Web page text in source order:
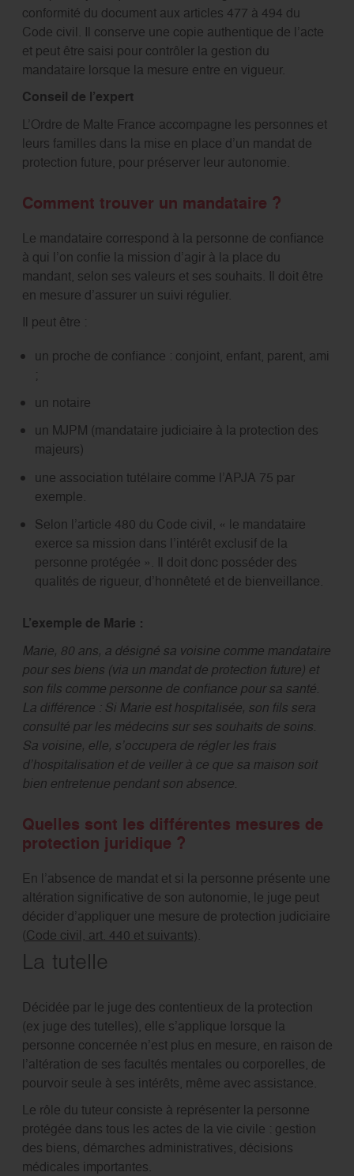
conformité du document aux articles 477 à 494 du
Code civil. Il conserve une copie authentique de l’acte
et peut être saisi pour contrôler la gestion du
mandataire lorsque la mesure entre en vigueur.
Conseil de l’expert
L’Ordre de Malte France accompagne les personnes et
leurs familles dans la mise en place d’un mandat de
protection future, pour préserver leur autonomie.
Comment trouver un mandataire ?
Le mandataire correspond à la personne de confiance
à qui l’on confie la mission d’agir à la place du
mandant, selon ses valeurs et ses souhaits. Il doit être
en mesure d’assurer un suivi régulier.
Il peut être :
un proche de confiance : conjoint, enfant, parent, ami
;
un notaire
un MJPM (mandataire judiciaire à la protection des
majeurs)
une association tutélaire comme l’APJA 75 par
exemple.
Selon l’article 480 du Code civil, « le mandataire
exerce sa mission dans l’intérêt exclusif de la
personne protégée ». Il doit donc posséder des
qualités de rigueur, d’honnêteté et de bienveillance.
L’exemple de Marie :
Marie, 80 ans, a désigné sa voisine comme mandataire
pour ses biens (via un mandat de protection future) et
son fils comme personne de confiance pour sa santé.
La différence : Si Marie est hospitalisée, son fils sera
consulté par les médecins sur ses souhaits de soins.
Sa voisine, elle, s’occupera de régler les frais
d’hospitalisation et de veiller à ce que sa maison soit
bien entretenue pendant son absence.
Quelles sont les différentes mesures de
protection juridique ?
En l’absence de mandat et si la personne présente une
altération significative de son autonomie, le juge peut
décider d’appliquer une mesure de protection judiciaire
(Code civil, art. 440 et suivants).
La tutelle
Décidée par le juge des contentieux de la protection
(ex juge des tutelles), elle s’applique lorsque la
personne concernée n’est plus en mesure, en raison de
l’altération de ses facultés mentales ou corporelles, de
pourvoir seule à ses intérêts, même avec assistance.
Le rôle du tuteur consiste à représenter la personne
protégée dans tous les actes de la vie civile : gestion
des biens, démarches administratives, décisions
médicales importantes.